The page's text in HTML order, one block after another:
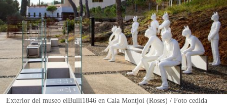
Exterior del museo elBulli1846 en Cala Montjoi (Roses) / Foto cedida